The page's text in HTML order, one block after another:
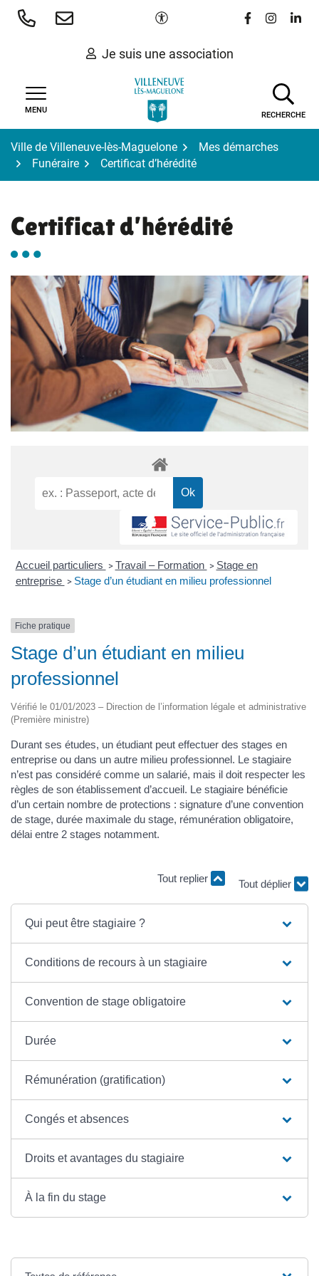
Aller
Paramètres d'accessibilité
Lien vers le
Lien vers
Lien
Je suis une association
MENU
RECHERCHE
Ville de Villeneuve-lès-Maguelone
Mes démarches
Funéraire
Certificat d’hérédité
Certificat d’hérédité
Accueil particuliers > Travail – Formation > Stage en
entreprise > Stage d’un étudiant en milieu professionnel
Fiche pratique
Stage d’un étudiant en milieu
professionnel
Vérifié le 01/01/2023 – Direction de l’information légale et administrative
(Première ministre)
Durant ses études, un étudiant peut effectuer des stages en
entreprise ou dans un autre milieu professionnel. Le stagiaire
n’est pas considéré comme un salarié, mais il doit respecter les
règles de son établissement d’accueil. Le stagiaire bénéficie
d’un certain nombre de protections : signature d’une convention
de stage, durée maximale du stage, rémunération obligatoire,
délai entre 2 stages notamment.
Tout replier
Tout déplier
Qui peut être stagiaire ?
Conditions de recours à un stagiaire
Convention de stage obligatoire
Durée
Rémunération (gratification)
Congés et absences
Droits et avantages du stagiaire
À la fin du stage